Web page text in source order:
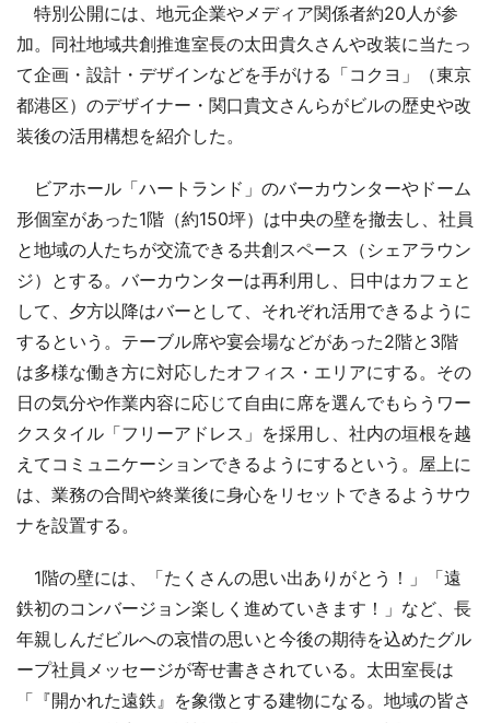
特別公開には、地元企業やメディア関係者約20人が参
加。同社地域共創推進室長の太田貴久さんや改装に当たっ
て企画・設計・デザインなどを手がける「コクヨ」（東京
都港区）のデザイナー・関口貴文さんらがビルの歴史や改
装後の活用構想を紹介した。
ビアホール「ハートランド」のバーカウンターやドーム
形個室があった1階（約150坪）は中央の壁を撤去し、社員
と地域の人たちが交流できる共創スペース（シェアラウン
ジ）とする。バーカウンターは再利用し、日中はカフェと
して、夕方以降はバーとして、それぞれ活用できるように
するという。テーブル席や宴会場などがあった2階と3階
は多様な働き方に対応したオフィス・エリアにする。その
日の気分や作業内容に応じて自由に席を選んでもらうワー
クスタイル「フリーアドレス」を採用し、社内の垣根を越
えてコミュニケーションできるようにするという。屋上に
は、業務の合間や終業後に身心をリセットできるようサウ
ナを設置する。
1階の壁には、「たくさんの思い出ありがとう！」「遠
鉄初のコンバージョン楽しく進めていきます！」など、長
年親しんだビルへの哀惜の思いと今後の期待を込めたグル
ープ社員メッセージが寄せ書きされている。太田室長は
「『開かれた遠鉄』を象徴とする建物になる。地域の皆さ